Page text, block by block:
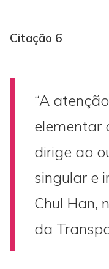
Citação 6
“A
elementar
dirige ao
singular e
Chul Han,
da